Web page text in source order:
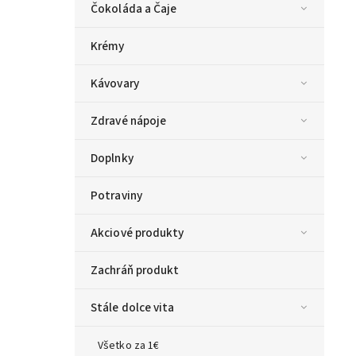
Čokoláda a Čaje
Krémy
Kávovary
Zdravé nápoje
Doplnky
Potraviny
Akciové produkty
Zachráň produkt
Stále dolce vita
Všetko za 1€